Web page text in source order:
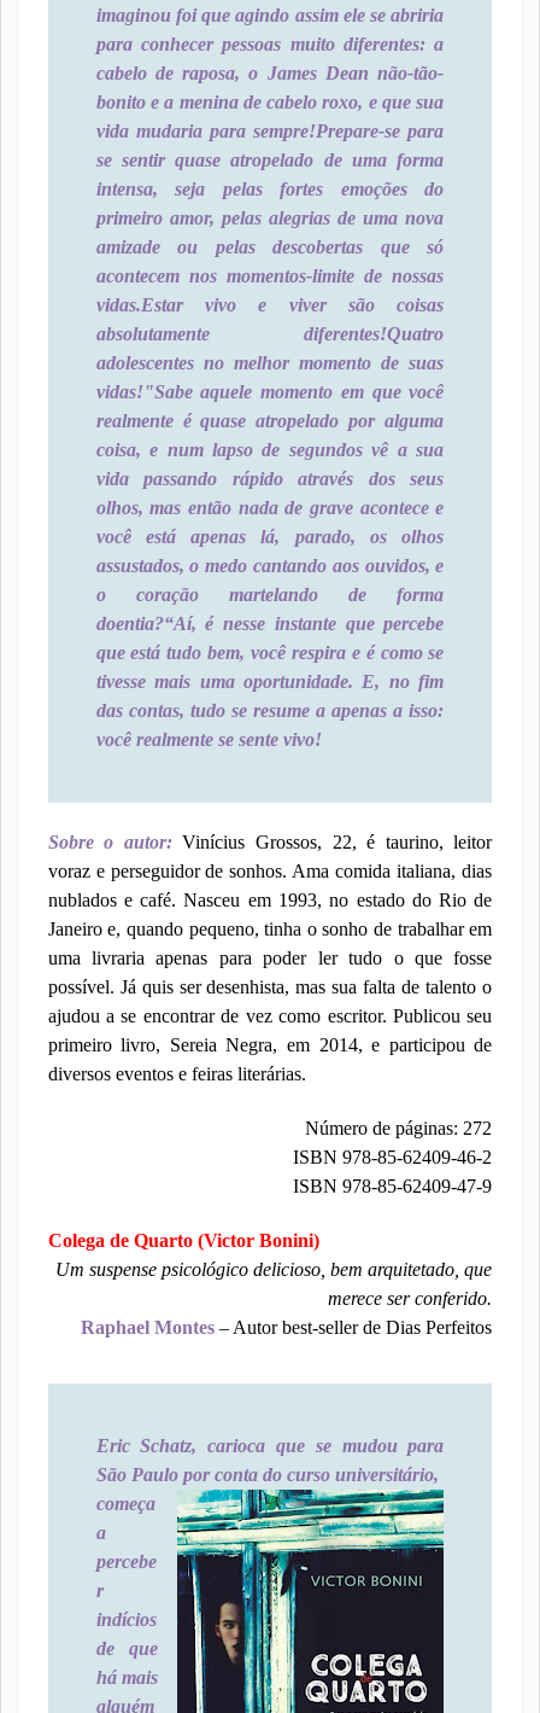
imaginou foi que agindo assim ele se abriria
para conhecer pessoas muito diferentes: a
cabelo de raposa, o James Dean não-tão-
bonito e a menina de cabelo roxo, e que sua
vida mudaria para sempre!Prepare-se para
se sentir quase atropelado de uma forma
intensa, seja pelas fortes emoções do
primeiro amor, pelas alegrias de uma nova
amizade ou pelas descobertas que só
acontecem nos momentos-limite de nossas
vidas.Estar vivo e viver são coisas
absolutamente diferentes!Quatro
adolescentes no melhor momento de suas
vidas! "Sabe aquele momento em que você
realmente é quase atropelado por alguma
coisa, e num lapso de segundos vê a sua
vida passando rápido através dos seus
olhos, mas então nada de grave acontece e
você está apenas lá, parado, os olhos
assustados, o medo cantando aos ouvidos, e
o coração martelando de forma
doentia?“Aí, é nesse instante que percebe
que está tudo bem, você respira e é como se
tivesse mais uma oportunidade. E, no fim
das contas, tudo se resume a apenas a isso:
você realmente se sente vivo!
Sobre o autor:Vinícius Grossos, 22, é taurino, leitor
voraz e perseguidor de sonhos. Ama comida italiana, dias
nublados e café. Nasceu em 1993, no estado do Rio de
Janeiro e, quando pequeno, tinha o sonho de trabalhar em
uma livraria apenas para poder ler tudo o que fosse
possível. Já quis ser desenhista, mas sua falta de talento o
ajudou a se encontrar de vez como escritor. Publicou seu
primeiro livro, Sereia Negra, em 2014, e participou de
diversos eventos e feiras literárias.
Número de páginas: 272
ISBN 978-85-62409-46-2
ISBN 978-85-62409-47-9
Colega de Quarto (Victor Bonini)
Um suspense psicológico delicioso, bem arquitetado, que
merece ser conferido.
Raphael Montes – Autor best-seller de Dias Perfeitos
Eric Schatz, carioca que se mudou para
São Paulo por conta do curso universitário,
começa
a
percebe
r
indícios
de que
há mais
alguém